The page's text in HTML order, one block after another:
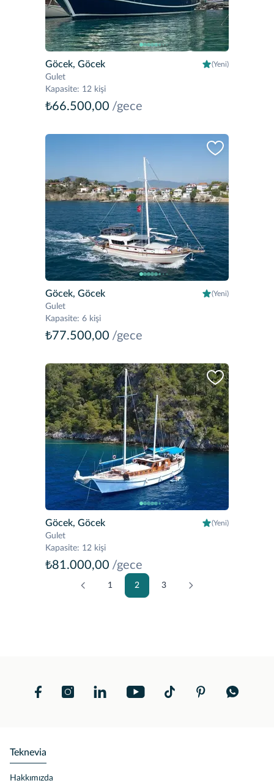
Göcek, Göcek (Yeni)
Gulet
Kapasite: 12 kişi
₺66.500,00 /gece
Göcek, Göcek (Yeni)
Gulet
Kapasite: 6 kişi
₺77.500,00 /gece
Göcek, Göcek (Yeni)
Gulet
Kapasite: 12 kişi
₺81.000,00 /gece
1 2 3
Teknevia
Hakkımızda